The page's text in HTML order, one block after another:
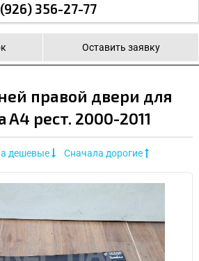
356-27-77
Оставить заявку
правой двери для
рест. 2000-2011
дешевые Сначала дорогие